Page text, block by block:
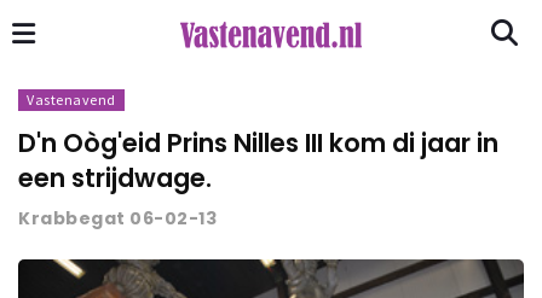
Vastenavend
D'n Oòg'eid Prins Nilles III kom di jaar in
een strijdwage.
Krabbegat 06-02-13